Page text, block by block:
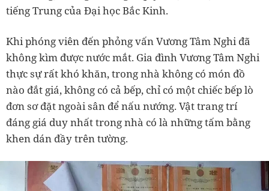
tiếng Trung của Đại học Bắc Kinh.
Khi phóng viên đến phỏng vấn Vương Tâm Nghi đã
không kìm được nước mắt. Gia đình Vương Tâm Nghi
thực sự rất khó khăn, trong nhà không có món đồ
nào đắt giá, không có cả bếp, chỉ có một chiếc bếp lò
đơn sơ đặt ngoài sân để nấu nướng. Vật trang trí
đáng giá duy nhất trong nhà có là những tấm bằng
khen dán đầy trên tường.